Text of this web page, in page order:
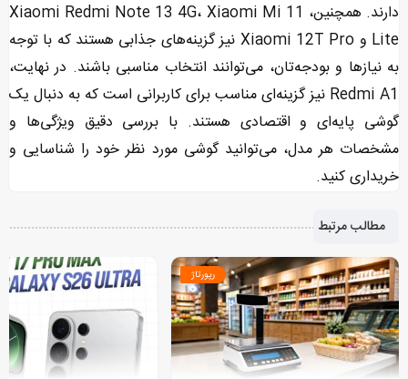
دارند. همچنین، Xiaomi Redmi Note 13 4G، Xiaomi Mi 11
Lite و Xiaomi 12T Pro نیز گزینه‌های جذابی هستند که با توجه
به نیازها و بودجه‌تان، می‌توانند انتخاب مناسبی باشند. در نهایت،
Redmi A1 نیز گزینه‌ای مناسب برای کاربرانی است که به دنبال یک
گوشی پایه‌ای و اقتصادی هستند. با بررسی دقیق ویژگی‌ها و
مشخصات هر مدل، می‌توانید گوشی مورد نظر خود را شناسایی و
خریداری کنید.
مطالب مرتبط
رپورتاژ